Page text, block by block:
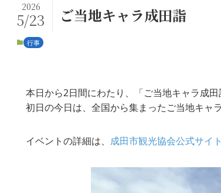
ご当地キャラ成田詣
2026
5/23
行事
本日から2日間にわたり、「ご当地キャラ成
初日の今日は、全国から集まったご当地キャ
イベントの詳細は、 成田市観光協会公式サイト